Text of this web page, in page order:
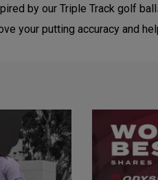
by our Triple Track golf
your putting accuracy and